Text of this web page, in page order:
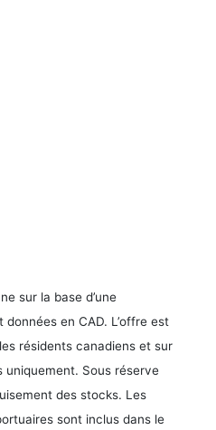
sur la base d’une
en CAD. L’offre est
résidents canadiens et sur
uniquement. Sous réserve
des stocks. Les
sont inclus dans le